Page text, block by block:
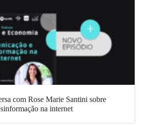
com Rose Marie Santini sobre
na internet